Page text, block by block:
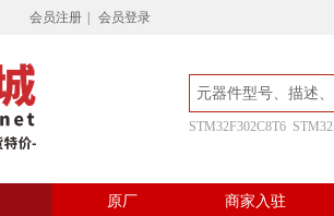
会员注册 会员登录
STM32F302C8T6
原厂 商家入驻